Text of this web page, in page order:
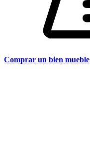
Comprar un bien mueble